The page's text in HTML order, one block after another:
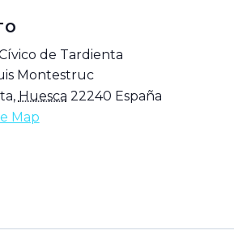
de Tardienta
Montestruc
, Huesca 22240 España
Map